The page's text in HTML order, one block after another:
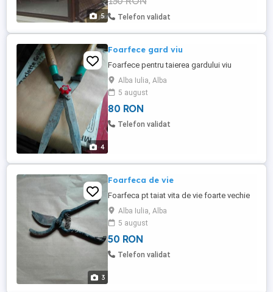
5
creaza un confort in ...
Telefon validat
4
Foarfece gard viu
Foarfece pentru taierea gardului viu
Alba Iulia, Alba
5 august
80 RON
Telefon validat
3
Foarfeca de vie
Foarfeca pt taiat vita de vie foarte vechie
Alba Iulia, Alba
5 august
50 RON
Telefon validat